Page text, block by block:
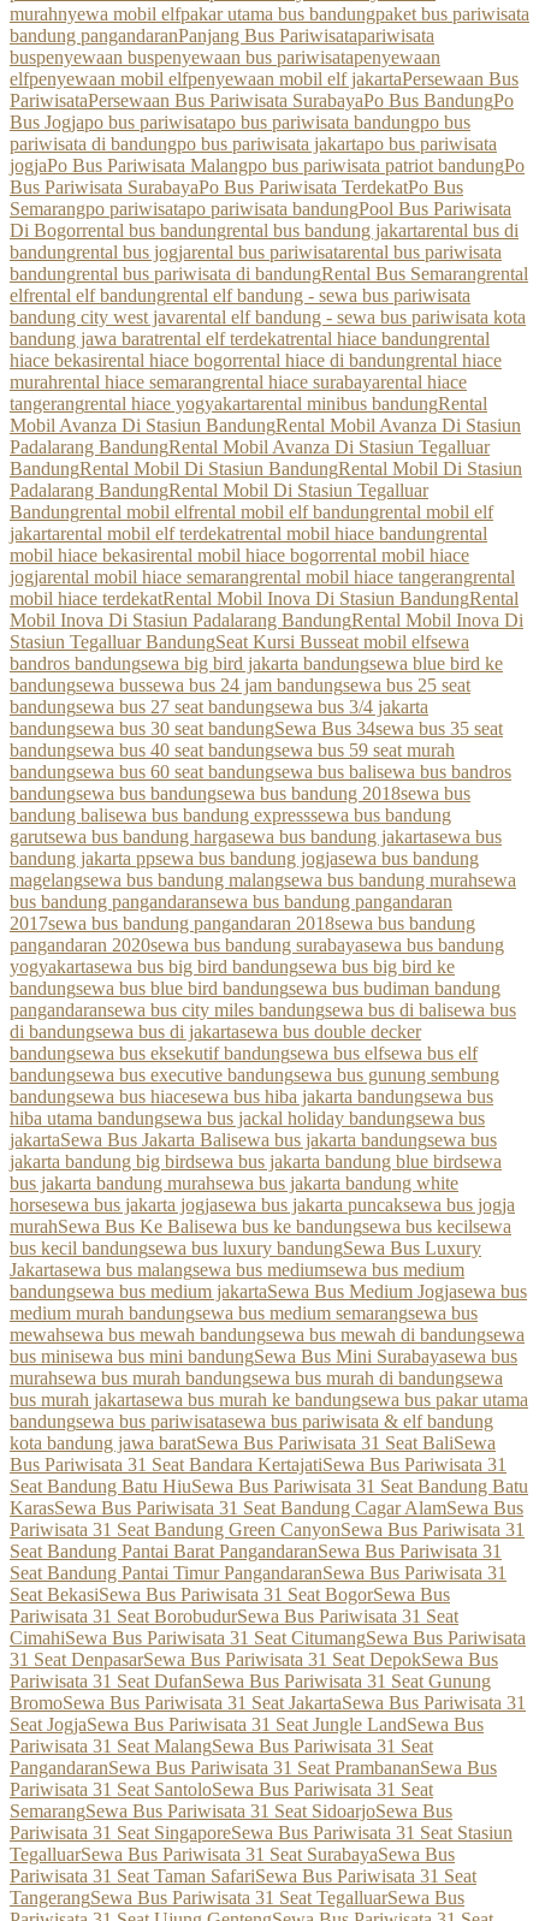
murahnyewa mobil elfpakar utama bus bandungpaket bus pariwisata
bandung pangandaranPanjang Bus Pariwisatapariwisata
buspenyewaan buspenyewaan bus pariwisatapenyewaan
elfpenyewaan mobil elfpenyewaan mobil elf jakartaPersewaan Bus
PariwisataPersewaan Bus Pariwisata SurabayaPo Bus BandungPo
Bus Jogjapo bus pariwisatapo bus pariwisata bandungpo bus
pariwisata di bandungpo bus pariwisata jakartapo bus pariwisata
jogjaPo Bus Pariwisata Malangpo bus pariwisata patriot bandungPo
Bus Pariwisata SurabayaPo Bus Pariwisata TerdekatPo Bus
Semarangpo pariwisatapo pariwisata bandungPool Bus Pariwisata
Di Bogorrental bus bandungrental bus bandung jakartarental bus di
bandungrental bus jogjarental bus pariwisatarental bus pariwisata
bandungrental bus pariwisata di bandungRental Bus Semarangrental
elfrental elf bandungrental elf bandung - sewa bus pariwisata
bandung city west javarental elf bandung - sewa bus pariwisata kota
bandung jawa baratrental elf terdekatrental hiace bandungrental
hiace bekasirental hiace bogorrental hiace di bandungrental hiace
murahrental hiace semarangrental hiace surabayarental hiace
tangerangrental hiace yogyakartarental minibus bandungRental
Mobil Avanza Di Stasiun BandungRental Mobil Avanza Di Stasiun
Padalarang BandungRental Mobil Avanza Di Stasiun Tegalluar
BandungRental Mobil Di Stasiun BandungRental Mobil Di Stasiun
Padalarang BandungRental Mobil Di Stasiun Tegalluar
Bandungrental mobil elfrental mobil elf bandungrental mobil elf
jakartarental mobil elf terdekatrental mobil hiace bandungrental
mobil hiace bekasirental mobil hiace bogorrental mobil hiace
jogjarental mobil hiace semarangrental mobil hiace tangerangrental
mobil hiace terdekatRental Mobil Inova Di Stasiun BandungRental
Mobil Inova Di Stasiun Padalarang BandungRental Mobil Inova Di
Stasiun Tegalluar BandungSeat Kursi Busseat mobil elfsewa
bandros bandungsewa big bird jakarta bandungsewa blue bird ke
bandungsewa bussewa bus 24 jam bandungsewa bus 25 seat
bandungsewa bus 27 seat bandungsewa bus 3/4 jakarta
bandungsewa bus 30 seat bandungSewa Bus 34sewa bus 35 seat
bandungsewa bus 40 seat bandungsewa bus 59 seat murah
bandungsewa bus 60 seat bandungsewa bus balisewa bus bandros
bandungsewa bus bandungsewa bus bandung 2018sewa bus
bandung balisewa bus bandung expresssewa bus bandung
garutsewa bus bandung hargasewa bus bandung jakartasewa bus
bandung jakarta ppsewa bus bandung jogjasewa bus bandung
magelangsewa bus bandung malangsewa bus bandung murahsewa
bus bandung pangandaransewa bus bandung pangandaran
2017sewa bus bandung pangandaran 2018sewa bus bandung
pangandaran 2020sewa bus bandung surabayasewa bus bandung
yogyakartasewa bus big bird bandungsewa bus big bird ke
bandungsewa bus blue bird bandungsewa bus budiman bandung
pangandaransewa bus city miles bandungsewa bus di balisewa bus
di bandungsewa bus di jakartasewa bus double decker
bandungsewa bus eksekutif bandungsewa bus elfsewa bus elf
bandungsewa bus executive bandungsewa bus gunung sembung
bandungsewa bus hiacesewa bus hiba jakarta bandungsewa bus
hiba utama bandungsewa bus jackal holiday bandungsewa bus
jakartaSewa Bus Jakarta Balisewa bus jakarta bandungsewa bus
jakarta bandung big birdsewa bus jakarta bandung blue birdsewa
bus jakarta bandung murahsewa bus jakarta bandung white
horsesewa bus jakarta jogjasewa bus jakarta puncaksewa bus jogja
murahSewa Bus Ke Balisewa bus ke bandungsewa bus kecilsewa
bus kecil bandungsewa bus luxury bandungSewa Bus Luxury
Jakartasewa bus malangsewa bus mediumsewa bus medium
bandungsewa bus medium jakartaSewa Bus Medium Jogjasewa bus
medium murah bandungsewa bus medium semarangsewa bus
mewahsewa bus mewah bandungsewa bus mewah di bandungsewa
bus minisewa bus mini bandungSewa Bus Mini Surabayasewa bus
murahsewa bus murah bandungsewa bus murah di bandungsewa
bus murah jakartasewa bus murah ke bandungsewa bus pakar utama
bandungsewa bus pariwisatasewa bus pariwisata & elf bandung
kota bandung jawa baratSewa Bus Pariwisata 31 Seat BaliSewa
Bus Pariwisata 31 Seat Bandara KertajatiSewa Bus Pariwisata 31
Seat Bandung Batu HiuSewa Bus Pariwisata 31 Seat Bandung Batu
KarasSewa Bus Pariwisata 31 Seat Bandung Cagar AlamSewa Bus
Pariwisata 31 Seat Bandung Green CanyonSewa Bus Pariwisata 31
Seat Bandung Pantai Barat PangandaranSewa Bus Pariwisata 31
Seat Bandung Pantai Timur PangandaranSewa Bus Pariwisata 31
Seat BekasiSewa Bus Pariwisata 31 Seat BogorSewa Bus
Pariwisata 31 Seat BorobudurSewa Bus Pariwisata 31 Seat
CimahiSewa Bus Pariwisata 31 Seat CitumangSewa Bus Pariwisata
31 Seat DenpasarSewa Bus Pariwisata 31 Seat DepokSewa Bus
Pariwisata 31 Seat DufanSewa Bus Pariwisata 31 Seat Gunung
BromoSewa Bus Pariwisata 31 Seat JakartaSewa Bus Pariwisata 31
Seat JogjaSewa Bus Pariwisata 31 Seat Jungle LandSewa Bus
Pariwisata 31 Seat MalangSewa Bus Pariwisata 31 Seat
PangandaranSewa Bus Pariwisata 31 Seat PrambananSewa Bus
Pariwisata 31 Seat SantoloSewa Bus Pariwisata 31 Seat
SemarangSewa Bus Pariwisata 31 Seat SidoarjoSewa Bus
Pariwisata 31 Seat SingaporeSewa Bus Pariwisata 31 Seat Stasiun
TegalluarSewa Bus Pariwisata 31 Seat SurabayaSewa Bus
Pariwisata 31 Seat Taman SafariSewa Bus Pariwisata 31 Seat
TangerangSewa Bus Pariwisata 31 Seat TegalluarSewa Bus